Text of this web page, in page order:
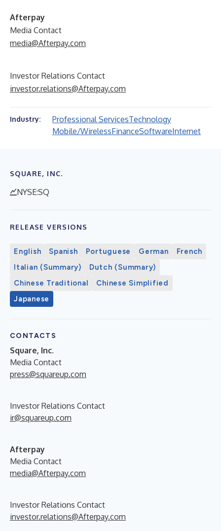
Afterpay
Media Contact
media@Afterpay.com
Investor Relations Contact
investor.relations@Afterpay.com
Industry: Professional ServicesTechnology
Mobile/WirelessFinanceSoftwareInternet
SQUARE, INC.
NYSE:SQ
RELEASE VERSIONS
English Spanish Portuguese German
French
Italian (Summary)
Dutch (Summary)
Chinese Traditional
Chinese Simplified
Japanese
CONTACTS
Square, Inc.
Media Contact
press@squareup.com
Investor Relations Contact
ir@squareup.com
Afterpay
Media Contact
media@Afterpay.com
Investor Relations Contact
investor.relations@Afterpay.com